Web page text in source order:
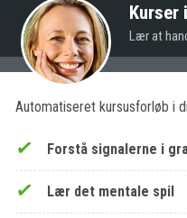
Kurser
Lær at
Automatiseret kursusforløb i
Forstå signalerne i
Lær det mentale spil